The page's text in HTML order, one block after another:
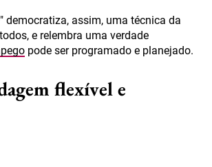
democratiza, assim, uma técnica da
e relembra uma verdade
pode ser programado e planejado.
flexível e